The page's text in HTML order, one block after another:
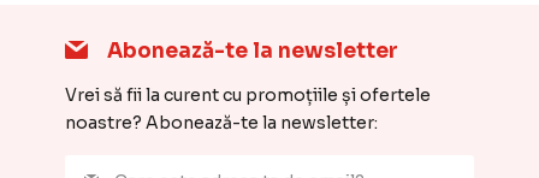
Abonează-te la newsletter
Vrei să fii la curent cu promoțiile și ofertele
noastre? Abonează-te la newsletter: